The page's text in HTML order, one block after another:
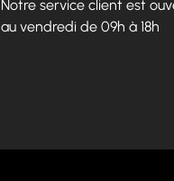
Notre service client est
au vendredi de 09h à 18h